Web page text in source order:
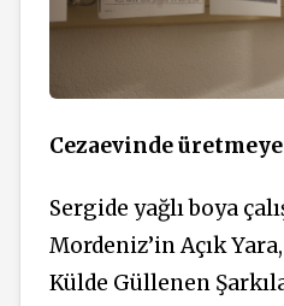
Cezaevinde
Sergide yağlı boya
Mordeniz’in Açık
Külde Güllenen